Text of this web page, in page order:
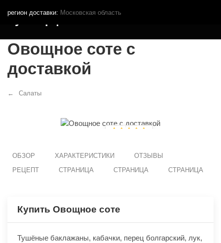
регион доставки: Московская область
Кутья.рф
Овощное соте с
доставкой
Салаты
ОБЗОР ХАРАКТЕРИСТИКИ
ОТЗЫВЫ
РЕЦЕПТ
СТРАНИЦА СТРАНИЦА СТРАНИЦА
Купить Овощное соте
Тушёные баклажаны, кабачки, перец болгарский, лук,